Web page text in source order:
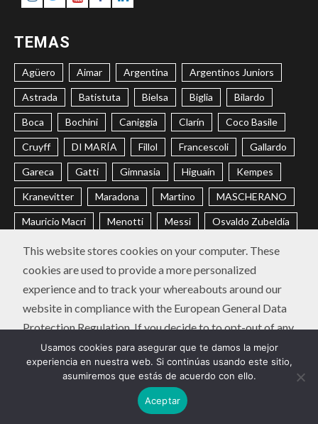
TEMAS
Agüero Aimar Argentina Argentinos Juniors
Astrada Batistuta Bielsa Biglia Bilardo
Boca Bochini Caniggia Clarín Coco Basile
Cruyff DI MARÍA Fillol Francescoli Gallardo
Gareca Gatti Gimnasia Higuaín Kempes
Kranevitter Maradona Martino MASCHERANO
Mauricio Macri Menotti Messi Osvaldo Zubeldía
Passarella Pochettino Ramón Díaz
Riquelme River Russo Sabella Sampaoli
Selección Argentina Trobbiani Veira Vélez
CONTACTO POLÍTICA DE PRIVACIDAD
Instagram
Twitter
Youtube
Facebook
LinkedIn
Diego Chavo Fucks | Copyright © Todos los derechos
Newsiumpor AF themes.
Usamos cookies para asegurar que te damos la mejor
experiencia en nuestra web. Si continúas usando este sitio,
asumiremos que estás de acuerdo con ello.
Aceptar
This website stores cookies on your computer. These
cookies are used to provide a more personalized
experience and to track your whereabouts around our
website in compliance with the European General Data
Protection Regulation. If you decide to to opt-out of any
future tracking, a cookie will be setup in your browser to
remember this choice for one year.